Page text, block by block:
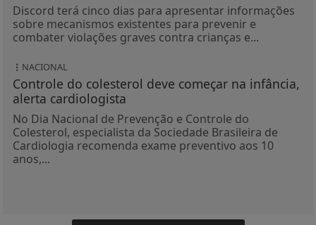
Discord terá cinco dias para apresentar informações
sobre mecanismos existentes para prevenir e
combater violações graves contra crianças e...
NACIONAL
Controle do colesterol deve começar na infância,
alerta cardiologista
No Dia Nacional de Prevenção e Controle do
Colesterol, especialista da Sociedade Brasileira de
Cardiologia recomenda exame preventivo aos 10
anos,...